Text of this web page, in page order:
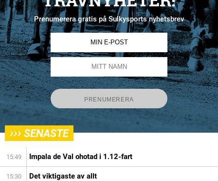
Prenumerera gratis på Sulkysports nyhetsbrev
››› SENASTE
15:49 Impala de Val ohotad i 1.12-fart
15:30 Det viktigaste av allt